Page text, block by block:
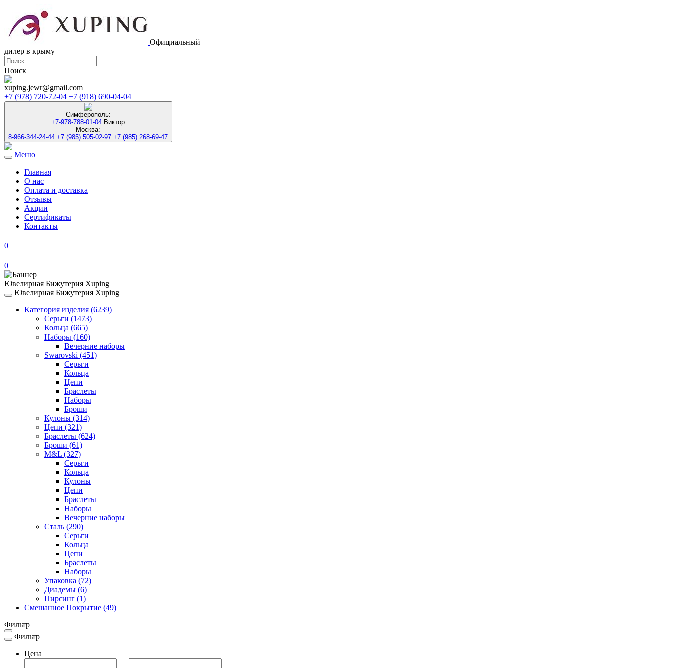
Официальный
дилер в крыму
Поиск
xuping.jewr@gmail.com
+7 (978) 720-72-04 +7 (918) 690-04-04
Симферополь:
+7-978-788-01-04 Виктор
Москва:
8-966-344-24-44 +7 (985) 505-02-97 +7 (985) 268-69-47
Toggle
navigation
Меню
Главная
О нас
Оплата и доставка
Отзывы
Акции
Сертификаты
Контакты
0
0
Ювелирная Бижутерия Xuping
Toggle
navigation
Ювелирная Бижутерия Xuping
Категория изделия (6239)
Серьги (1473)
Кольца (665)
Наборы (160)
Вечерние наборы
Swarovski (451)
Серьги
Кольца
Цепи
Браслеты
Наборы
Броши
Кулоны (314)
Цепи (321)
Браслеты (624)
Броши (61)
M&L (327)
Серьги
Кольца
Кулоны
Цепи
Браслеты
Наборы
Вечерние наборы
Сталь (290)
Серьги
Кольца
Цепи
Браслеты
Наборы
Упаковка (72)
Диадемы (6)
Пирсинг (1)
Смешанное Покрытие (49)
Фильтр
Toggle
navigation
Фильтр
Цена
—